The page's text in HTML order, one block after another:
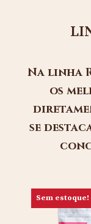
Na linha
os
se
Sem estoque!